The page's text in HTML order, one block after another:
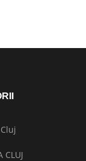
CLUJ